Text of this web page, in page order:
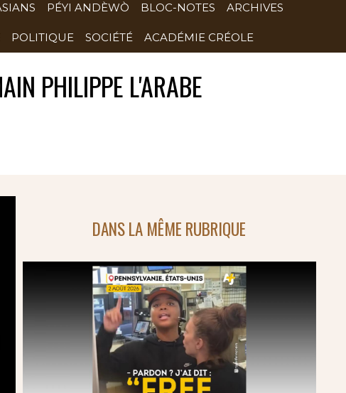
PÉYI ANDÈWÒ BLOC-NOTES ARCHIVES
POLITIQUE SOCIÉTÉ ACADÉMIE CRÉOLE
PHILIPPE L'ARABE
DANS LA MÊME RUBRIQUE